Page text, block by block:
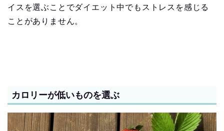
イスを選ぶことでダイエット中でもストレスを感じる
ことがありません。
カロリーが低いものを選ぶ